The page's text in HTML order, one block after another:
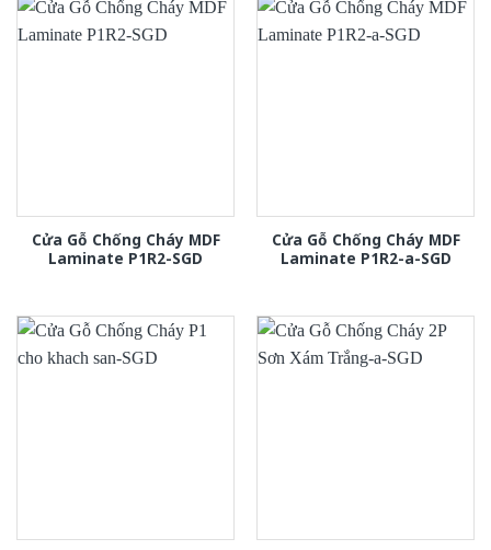
Cửa Gỗ Chống Cháy MDF
Laminate P1R2-SGD
Cửa Gỗ Chống Cháy MDF
Laminate P1R2-a-SGD